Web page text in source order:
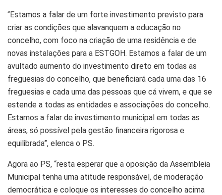
“Estamos a falar de um forte investimento previsto para
criar as condições que alavanquem a educação no
concelho, com foco na criação de uma residência e de
novas instalações para a ESTGOH. Estamos a falar de um
avultado aumento do investimento direto em todas as
freguesias do concelho, que beneficiará cada uma das 16
freguesias e cada uma das pessoas que cá vivem, e que se
estende a todas as entidades e associações do concelho.
Estamos a falar de investimento municipal em todas as
áreas, só possível pela gestão financeira rigorosa e
equilibrada”, elenca o PS.
Agora ao PS, “resta esperar que a oposição da Assembleia
Municipal tenha uma atitude responsável, de moderação
democrática e coloque os interesses do concelho acima